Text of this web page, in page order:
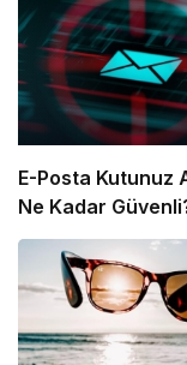
E-Posta Kutunuz
Ne Kadar